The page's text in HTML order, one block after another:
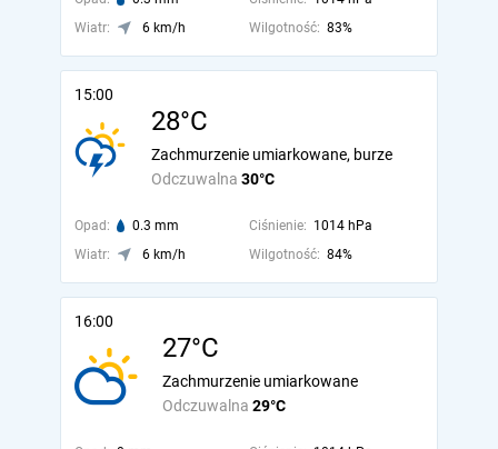
Wiatr:
6 km/h Wilgotność: 83%
15:00
28°C
Odczuwalna 30°C
Zachmurzenie umiarkowane, burze
Opad: 0.3 mm Ciśnienie: 1014 hPa
Wiatr:
6 km/h Wilgotność: 84%
16:00
27°C
Odczuwalna 29°C
Zachmurzenie umiarkowane